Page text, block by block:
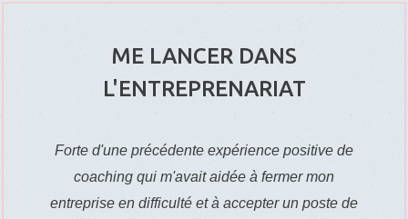
ME LANCER DANS
L'ENTREPRENARIAT
Forte d'une précédente expérience positive de
coaching qui m'avait aidée à fermer mon
entreprise en difficulté et à accepter un poste de